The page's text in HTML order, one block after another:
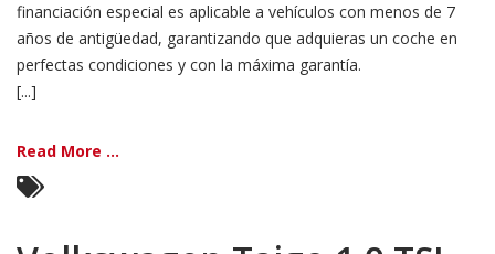
financiación especial es aplicable a vehículos con menos de 7
años de antigüedad, garantizando que adquieras un coche en
perfectas condiciones y con la máxima garantía.
[...]
Read More ...